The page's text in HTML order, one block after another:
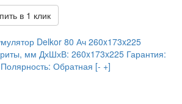
в 1 клик
Delkor 80 Ач 260x173x225
мм ДхШхВ: 260x173x225 Гарантия:
Полярность: Обратная [- +]